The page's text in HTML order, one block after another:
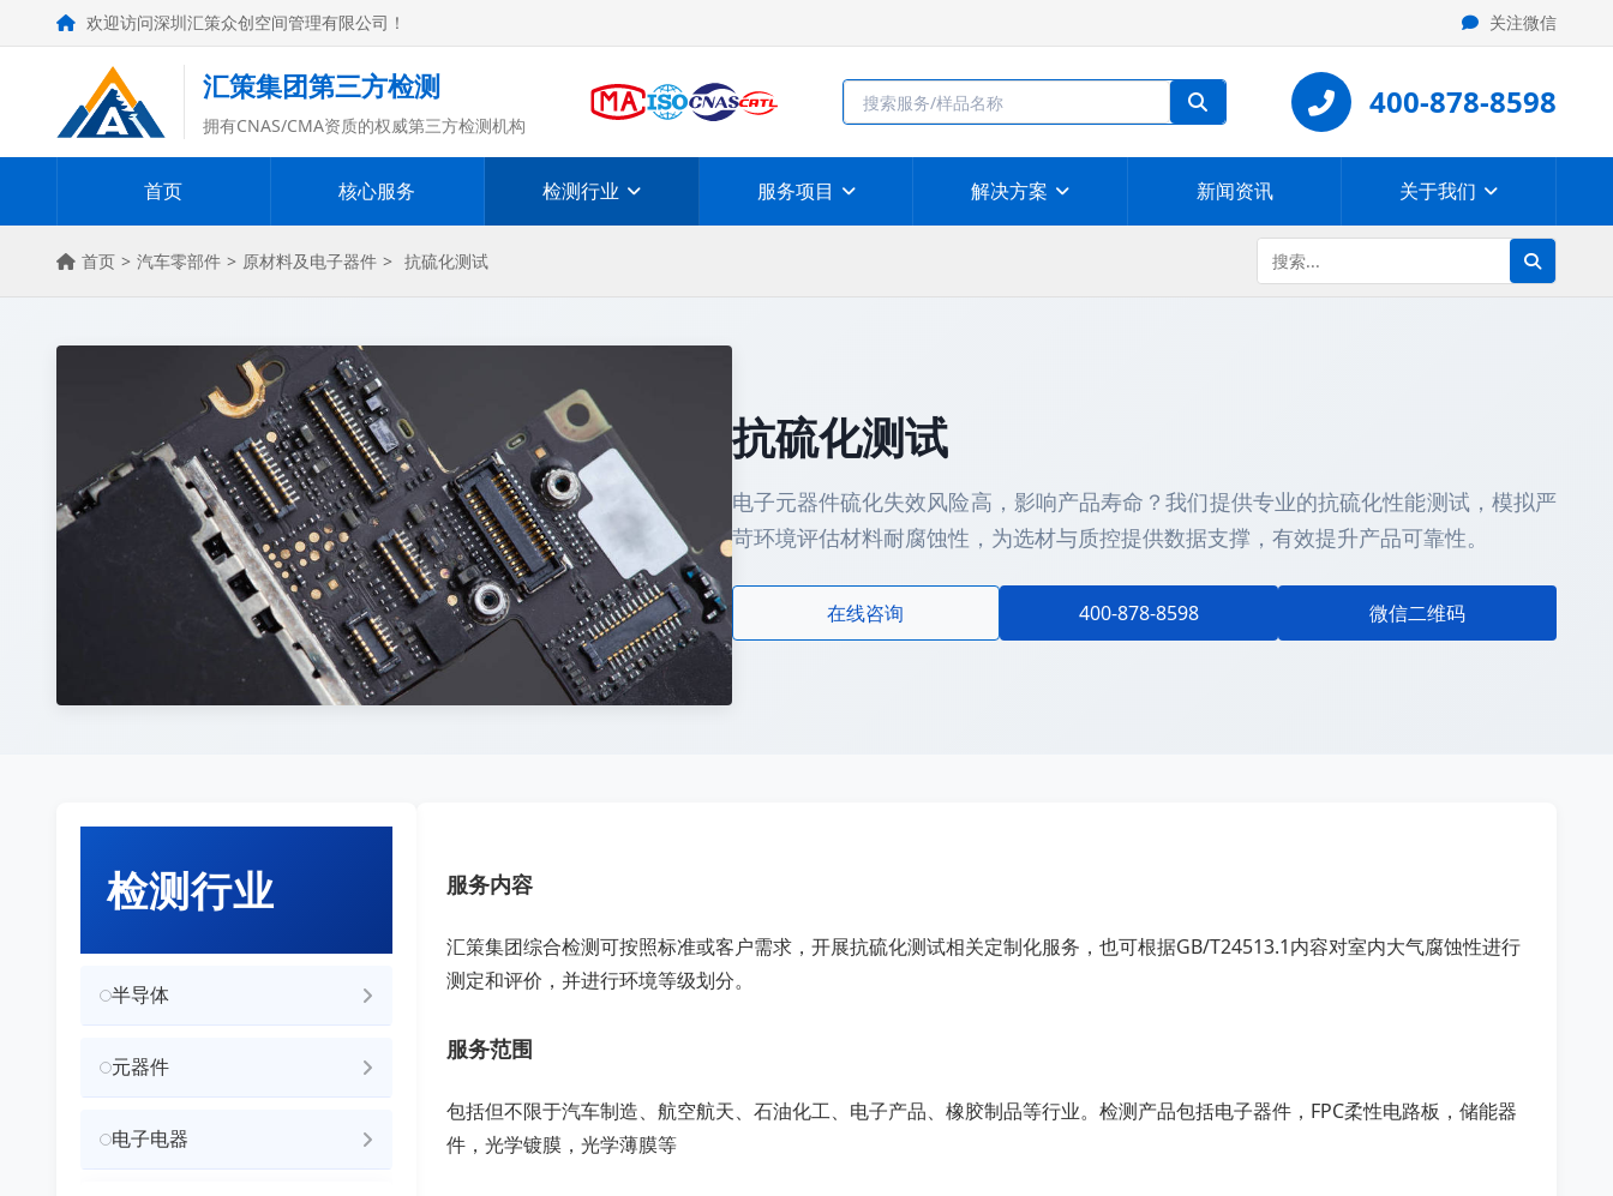
欢迎访问深圳汇策众创空间管理有限公司！ 关注微信
汇策集团第三方检测
拥有CNAS/CMA资质的权威第三方检测机构
400-878-8598
首页 核心服务 检测行业 服务项目 解决方案 新闻资讯 关于我们
首页 > 汽车零部件 > 原材料及电子器件 > 抗硫化测试
抗硫化测试
电子元器件硫化失效风险高，影响产品寿命？我们提供专业的抗硫化性能测试，模拟严
苛环境评估材料耐腐蚀性，为选材与质控提供数据支撑，有效提升产品可靠性。
在线咨询 400-878-8598 微信二维码
服务内容
汇策集团综合检测可按照标准或客户需求，开展抗硫化测试相关定制化服务，也可根据GB/T24513.1内容对室内大气腐蚀性进行
测定和评价，并进行环境等级划分。
服务范围
包括但不限于汽车制造、航空航天、石油化工、电子产品、橡胶制品等行业。检测产品包括电子器件，FPC柔性电路板，储能器
件，光学镀膜，光学薄膜等
检测行业
半导体
元器件
电子电器